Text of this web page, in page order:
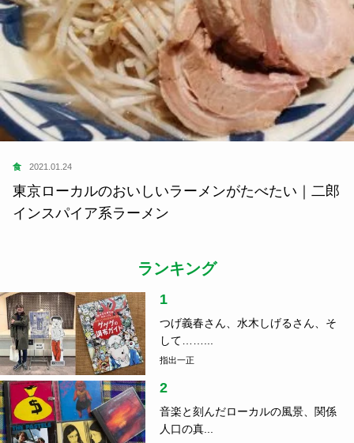
食 2021.01.24
東京ローカルのおいしいラーメンがたべたい｜二郎
インスパイア系ラーメン
ランキング
1
つげ義春さん、水木しげるさん、そ
して……...
指出一正
2
音楽と刻んだローカルの風景、関係
人口の真...